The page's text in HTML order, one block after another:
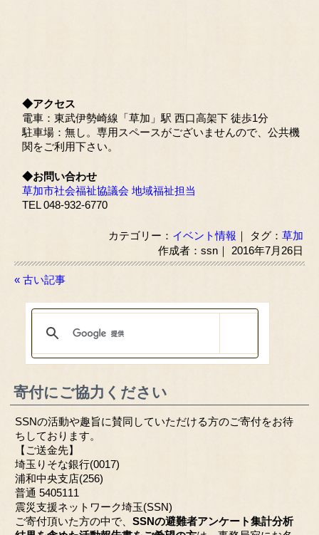
◆アクセス
電車：東武伊勢崎線「草加」駅 西口高架下 徒歩1分
駐車場：無し。専用スペースがございませんので、公共機
関をご利用下さい。
◆お問い合わせ
草加市社会福祉協議会 地域福祉担当
TEL 048-932-6770
カテゴリー： イベント情報 ｜ タグ：草加
作成者：ssn｜ 2016年7月26日
« 古い記事
寄付にご協力ください
SSNの活動や趣旨に賛同していただける方のご寄付をお待
ちしております。
【ご送金先】
埼玉りそな銀行(0017)
浦和中央支店(256)
普通 5405111
震災支援ネットワーク埼玉(SSN)
ご寄付頂いた方の中で、SSNの避難者アンケート集計分析